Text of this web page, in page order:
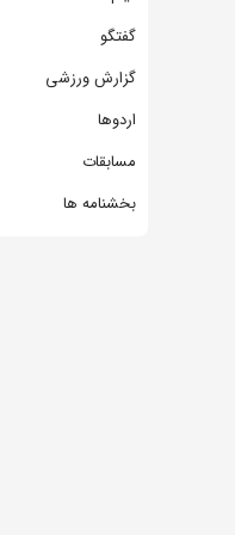
گفتگو
گزارش ورزشی
اردوها
مسابقات
بخشنامه ها